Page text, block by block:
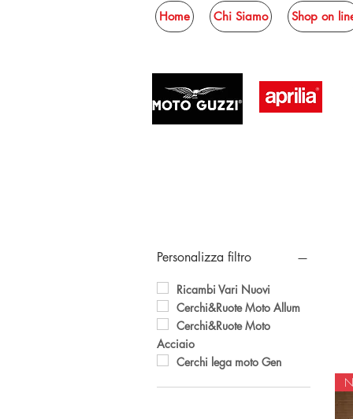
Home Chi Siamo Shop on
Personalizza filtro
Ricambi Vari Nuovi
Cerchi&Ruote Moto Allum
Cerchi&Ruote Moto
Acciaio
Cerchi lega moto Gen